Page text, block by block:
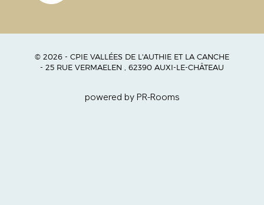
© 2026 - CPIE VALLÉES DE L'AUTHIE ET LA CANCHE
- 25 RUE VERMAELEN , 62390 AUXI-LE-CHÂTEAU
powered by PR-Rooms